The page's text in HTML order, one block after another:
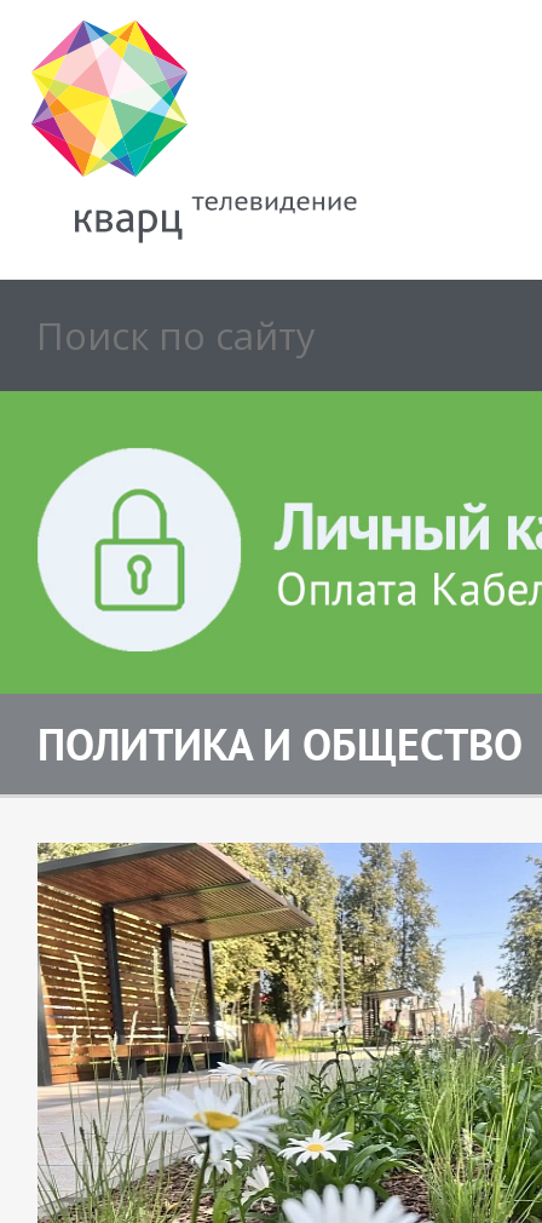
ПОЛИТИКА И ОБЩЕСТВО